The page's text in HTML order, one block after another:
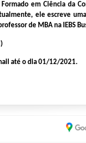
em Ciência da
ele escreve
de MBA na IEBS
até o dia 01/12/2021.